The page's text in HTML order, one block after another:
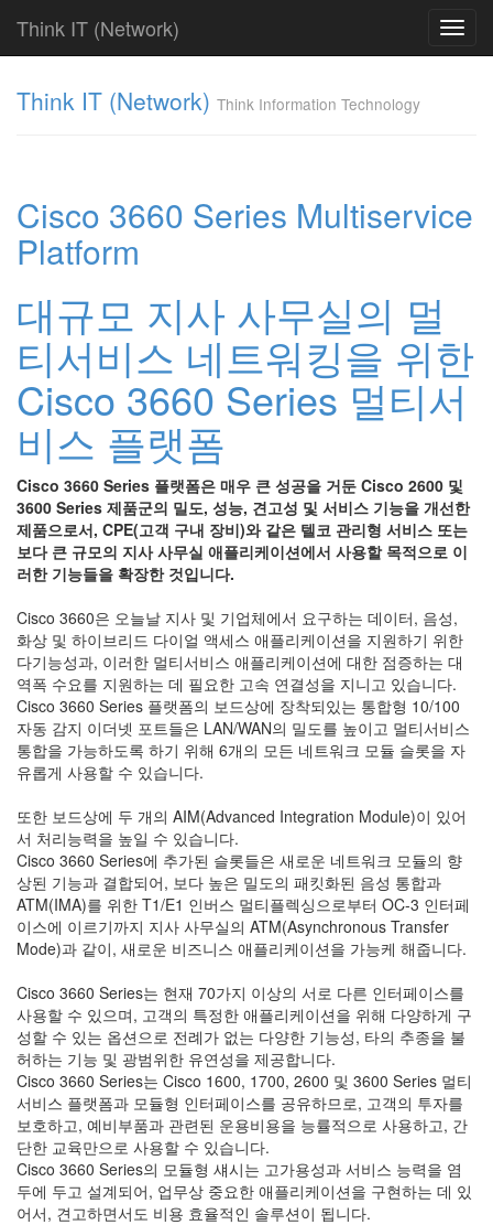
Think IT (Network)
Think IT (Network) Think Information Technology
Cisco 3660 Series Multiservice
Platform
대규모 지사 사무실의 멀
티서비스 네트워킹을 위한
Cisco 3660 Series 멀티서
비스 플랫폼
Cisco 3660 Series 플랫폼은 매우 큰 성공을 거둔 Cisco 2600 및
3600 Series 제품군의 밀도, 성능, 견고성 및 서비스 기능을 개선한
제품으로서, CPE(고객 구내 장비)와 같은 텔코 관리형 서비스 또는
보다 큰 규모의 지사 사무실 애플리케이션에서 사용할 목적으로 이
러한 기능들을 확장한 것입니다.
Cisco 3660은 오늘날 지사 및 기업체에서 요구하는 데이터, 음성,
화상 및 하이브리드 다이얼 액세스 애플리케이션을 지원하기 위한
다기능성과, 이러한 멀티서비스 애플리케이션에 대한 점증하는 대
역폭 수요를 지원하는 데 필요한 고속 연결성을 지니고 있습니다.
Cisco 3660 Series 플랫폼의 보드상에 장착되있는 통합형 10/100
자동 감지 이더넷 포트들은 LAN/WAN의 밀도를 높이고 멀티서비스
통합을 가능하도록 하기 위해 6개의 모든 네트워크 모듈 슬롯을 자
유롭게 사용할 수 있습니다.
또한 보드상에 두 개의 AIM(Advanced Integration Module)이 있어
서 처리능력을 높일 수 있습니다.
Cisco 3660 Series에 추가된 슬롯들은 새로운 네트워크 모듈의 향
상된 기능과 결합되어, 보다 높은 밀도의 패킷화된 음성 통합과
ATM(IMA)를 위한 T1/E1 인버스 멀티플렉싱으로부터 OC-3 인터페
이스에 이르기까지 지사 사무실의 ATM(Asynchronous Transfer
Mode)과 같이, 새로운 비즈니스 애플리케이션을 가능케 해줍니다.
Cisco 3660 Series는 현재 70가지 이상의 서로 다른 인터페이스를
사용할 수 있으며, 고객의 특정한 애플리케이션을 위해 다양하게 구
성할 수 있는 옵션으로 전례가 없는 다양한 기능성, 타의 추종을 불
허하는 기능 및 광범위한 유연성을 제공합니다.
Cisco 3660 Series는 Cisco 1600, 1700, 2600 및 3600 Series 멀티
서비스 플랫폼과 모듈형 인터페이스를 공유하므로, 고객의 투자를
보호하고, 예비부품과 관련된 운용비용을 능률적으로 사용하고, 간
단한 교육만으로 사용할 수 있습니다.
Cisco 3660 Series의 모듈형 섀시는 고가용성과 서비스 능력을 염
두에 두고 설계되어, 업무상 중요한 애플리케이션을 구현하는 데 있
어서, 견고하면서도 비용 효율적인 솔루션이 됩니다.
CISCO
79
라
터
&
라
우
팅
시
스
템
79
3COM
0
INTEL
0
니
의
네
트
워
크
이
야
294